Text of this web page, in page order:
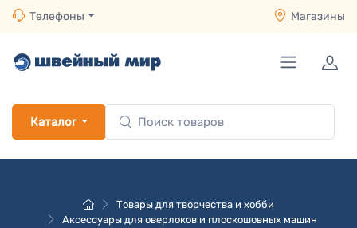
Телефоны Магазины
Каталог
Товары для творчества и хобби
Аксессуары для оверлоков и плоскошовных машин